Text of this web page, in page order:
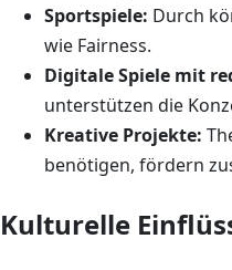
Sportspiele: Durch
wie Fairness.
Digitale Spiele mit
unterstützen die
Kreative Projekte:
benötigen, fördern
Kulturelle